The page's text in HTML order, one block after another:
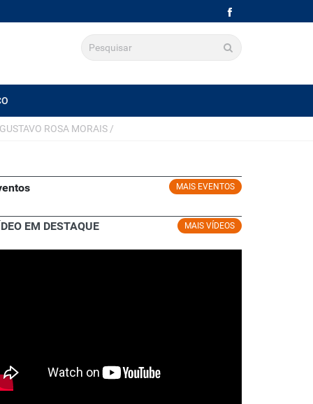
ROSA MORAIS /
MAIS EVENTOS
MAIS VÍDEOS
EM DESTAQUE